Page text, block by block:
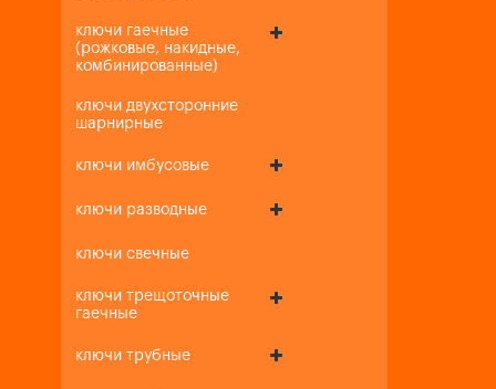
ключи гаечные
(рожковые, накидные,
комбинированные)
ключи двухсторонние
шарнирные
ключи имбусовые
ключи разводные
ключи свечные
ключи трещоточные
гаечные
ключи трубные